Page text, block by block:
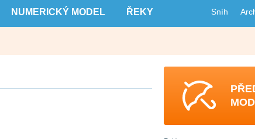
NUMERICKÝ MODEL ŘEKY Sníh